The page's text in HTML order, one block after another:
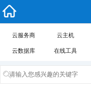
云服务商 云主机
云数据库 在线工具